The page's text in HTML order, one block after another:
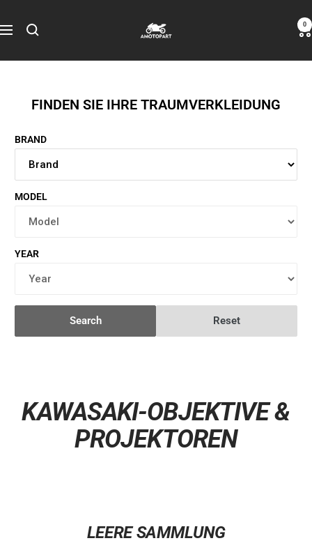
Inhalt
Navigation
Amotopart 0
FINDEN SIE IHRE TRAUMVERKLEIDUNG
BRAND
MODEL
YEAR
Search Reset
KAWASAKI-OBJEKTIVE &
PROJEKTOREN
LEERE SAMMLUNG